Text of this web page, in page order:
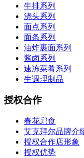
牛排系列
浇头系列
面点系列
面条系列
油炸裹面系列
酱卤系列
速冻菜肴系列
生调理制品
授权合作
春花邱食
艾克拜尔品牌介
授权合作店形象
授权优势